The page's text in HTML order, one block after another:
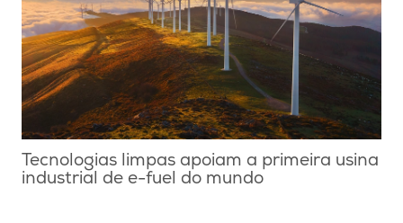
Tecnologias limpas apoiam a primeira usina
industrial de e-fuel do mundo